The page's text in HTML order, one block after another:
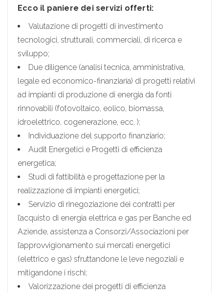
Ecco il paniere dei servizi offerti:
Valutazione di progetti di investimento
tecnologici, strutturali, commerciali, di ricerca e
sviluppo;
Due diligence (analisi tecnica, amministrativa,
legale ed economico-finanziaria) di progetti relativi
ad impianti di produzione di energia da fonti
rinnovabili (fotovoltaico, eolico, biomassa,
idroelettrico, cogenerazione, ecc. );
Individuazione del supporto finanziario;
Audit Energetici e Progetti di efficienza
energetica;
Studi di fattibilità e progettazione per la
realizzazione di impianti energetici;
Servizio di rinegoziazione dei contratti per
l’acquisto di energia elettrica e gas per Banche ed
Aziende, assistenza a Consorzi/Associazioni per
l’approvvigionamento sui mercati energetici
(elettrico e gas) sfruttandone le leve negoziali e
mitigandone i rischi;
Valorizzazione dei progetti di efficienza